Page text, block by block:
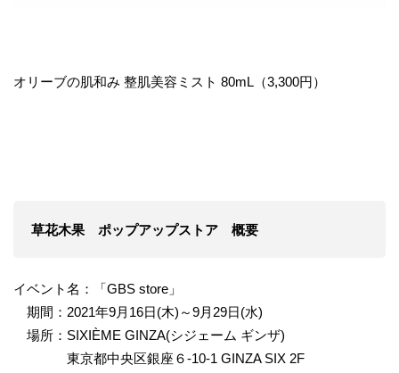
オリーブの肌和み 整肌美容ミスト 80mL（3,300円）
​草花木果 ポップアップストア 概要
イベント名：「GBS store」
期間：2021年9月16日(木)～9月29日(水)
場所：SIXIÈME GINZA(シジェーム ギンザ)
東京都中央区銀座６-10-1 GINZA SIX 2F